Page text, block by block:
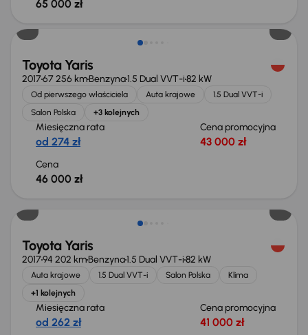
65 000 zł
Toyota Yaris
201767 256 kmBenzyna1.5 Dual VVT-i82 kW
Od pierwszego właściciela Auta krajowe
1.5 Dual VVT-i
Salon Polska
+3 kolejnych
Miesięczna rata
od 274 zł
Cena promocyjna
43 000 zł
Cena
46 000 zł
Toyota Yaris
201794 202 kmBenzyna1.5 Dual VVT-i82 kW
Auta krajowe 1.5 Dual VVT-i Salon Polska
Klima
+1 kolejnych
Miesięczna rata
od 262 zł
Cena promocyjna
41 000 zł